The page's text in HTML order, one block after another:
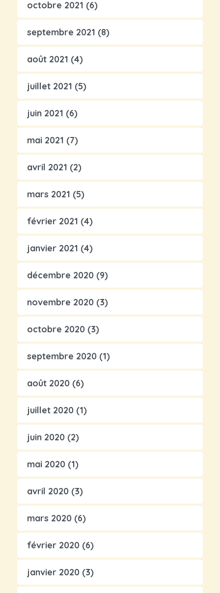
octobre 2021 (6)
septembre 2021 (8)
août 2021 (4)
juillet 2021 (5)
juin 2021 (6)
mai 2021 (7)
avril 2021 (2)
mars 2021 (5)
février 2021 (4)
janvier 2021 (4)
décembre 2020 (9)
novembre 2020 (3)
octobre 2020 (3)
septembre 2020 (1)
août 2020 (6)
juillet 2020 (1)
juin 2020 (2)
mai 2020 (1)
avril 2020 (3)
mars 2020 (6)
février 2020 (6)
janvier 2020 (3)